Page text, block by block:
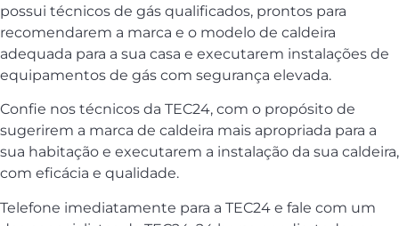
possui técnicos de gás qualificados, prontos para
recomendarem a marca e o modelo de caldeira
adequada para a sua casa e executarem instalações de
equipamentos de gás com segurança elevada.
Confie nos técnicos da TEC24, com o propósito de
sugerirem a marca de caldeira mais apropriada para a
sua habitação e executarem a instalação da sua caldeira,
com eficácia e qualidade.
Telefone imediatamente para a TEC24 e fale com um